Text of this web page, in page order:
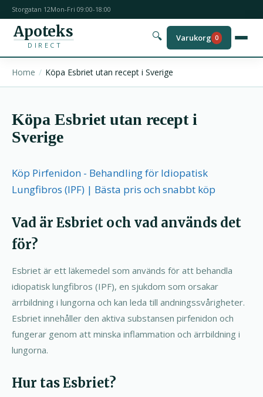
Storgatan 12Mon-Fri 09:00-18:00
Apoteks
DIRECT
🔍 Varukorg 0
Home Köpa Esbriet utan recept i Sverige
Köpa Esbriet utan recept i
Sverige
Köp Pirfenidon - Behandling för Idiopatisk
Lungfibros (IPF) | Bästa pris och snabbt köp
Vad är Esbriet och vad används det
för?
Esbriet är ett läkemedel som används för att behandla
idiopatisk lungfibros (IPF), en sjukdom som orsakar
ärrbildning i lungorna och kan leda till andningssvårigheter.
Esbriet innehåller den aktiva substansen pirfenidon och
fungerar genom att minska inflammation och ärrbildning i
lungorna.
Hur tas Esbriet?